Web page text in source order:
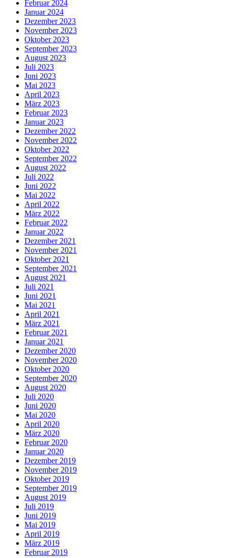
Februar 2024
Januar 2024
Dezember 2023
November 2023
Oktober 2023
September 2023
August 2023
Juli 2023
Juni 2023
Mai 2023
April 2023
März 2023
Februar 2023
Januar 2023
Dezember 2022
November 2022
Oktober 2022
September 2022
August 2022
Juli 2022
Juni 2022
Mai 2022
April 2022
März 2022
Februar 2022
Januar 2022
Dezember 2021
November 2021
Oktober 2021
September 2021
August 2021
Juli 2021
Juni 2021
Mai 2021
April 2021
März 2021
Februar 2021
Januar 2021
Dezember 2020
November 2020
Oktober 2020
September 2020
August 2020
Juli 2020
Juni 2020
Mai 2020
April 2020
März 2020
Februar 2020
Januar 2020
Dezember 2019
November 2019
Oktober 2019
September 2019
August 2019
Juli 2019
Juni 2019
Mai 2019
April 2019
März 2019
Februar 2019